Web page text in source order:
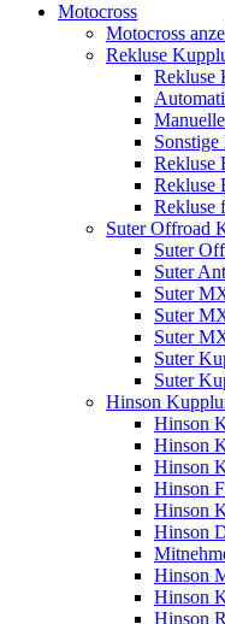
Motocross
Motocross
Rekluse
Rekluse
Rekluse
Rekluse
Rekluse
Suter Offroad
Suter
Suter
Suter
Suter
Suter
Suter
Suter
Hinson
Hinson
Hinson
Hinson
Hinson
Hinson
Hinson
Hinson
Hinson
Hinson